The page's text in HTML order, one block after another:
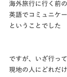
海外旅行に行く前
英語でコミュニケ
ということでした
ですが、いざ行っ
現地の人にどれだ